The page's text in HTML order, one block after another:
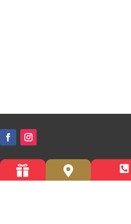
Accessibilité PMR
 